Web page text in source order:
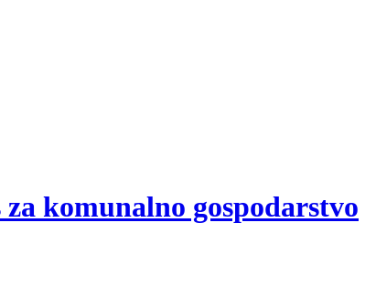
za komunalno gospodarstvo